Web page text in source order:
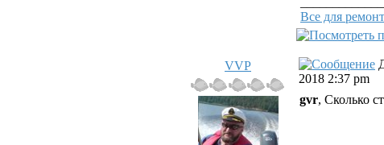
Все для
VVP
2018 2:37 pm
gvr, Сколько